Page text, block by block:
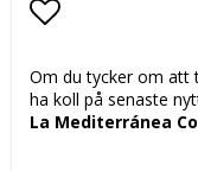
Lägg till i
Om du tycker om att
ha koll på senaste
La Mediterránea